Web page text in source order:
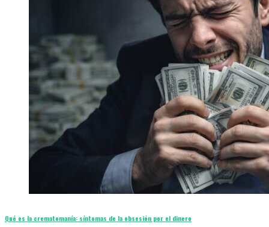
Qué es la crematomanía: síntomas de la obsesión por el dinero